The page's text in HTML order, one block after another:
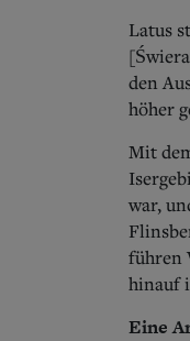
Latus
den
höher
Mit
war,
führen
hinauf
Eine